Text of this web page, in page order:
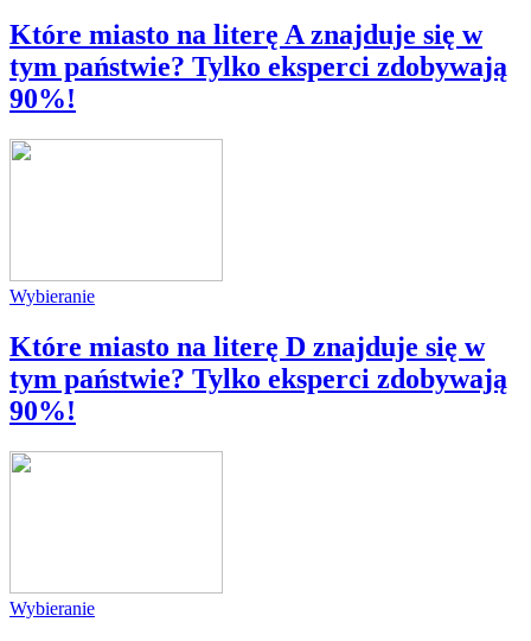
Które miasto na literę A znajduje się w
tym państwie? Tylko eksperci zdobywają
90%!
Wybieranie
Które miasto na literę D znajduje się w
tym państwie? Tylko eksperci zdobywają
90%!
Wybieranie